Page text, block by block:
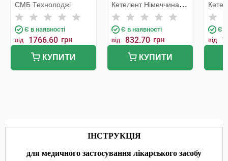
СМБ Технолоджі
Є в наявності
від 1766.60 грн
КУПИТИ
Кетелент Німеччина
Ебербах
Є в наявності
від 832.70 грн
КУПИТИ
Є в
від